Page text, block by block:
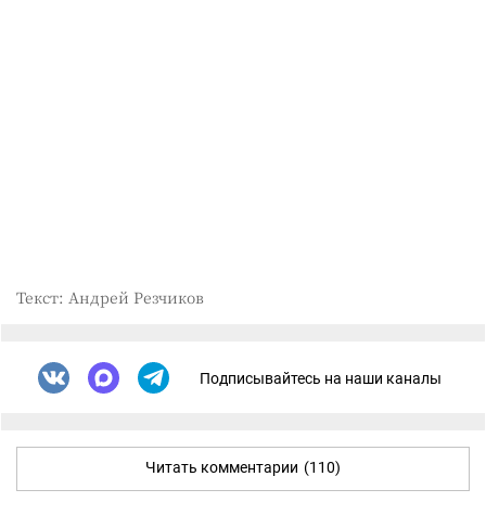
Текст: Андрей Резчиков
Подписывайтесь на наши каналы
Читать комментарии (110)